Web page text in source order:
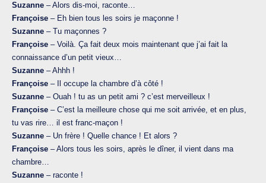
Suzanne – Alors dis-moi, raconte…
Françoise – Eh bien tous les soirs je maçonne !
Suzanne – Tu maçonnes ?
Françoise – Voilà. Ça fait deux mois maintenant que j’ai fait la
connaissance d’un petit vieux…
Suzanne – Ahhh !
Françoise – Il occupe la chambre d’à côté !
Suzanne – Ouah ! tu as un petit ami ? c’est merveilleux !
Françoise – C’est la meilleure chose qui me soit arrivée, et en plus,
tu vas rire… il est franc-maçon !
Suzanne – Un frère ! Quelle chance ! Et alors ?
Françoise – Alors tous les soirs, après le dîner, il vient dans ma
chambre…
Suzanne – raconte !